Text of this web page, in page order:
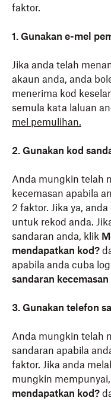
faktor.
1. Gunakan e-mel
Jika anda telah
akaun anda, anda
menerima kod
semula kata laluan
mel pemulihan.
2. Gunakan kod
Anda mungkin telah
kecemasan apabila
2 faktor. Jika ya,
untuk rekod anda.
sandaran anda, klik
mendapatkan kod?
apabila anda cuba
sandaran kecemasan
3. Gunakan telefon
Anda mungkin telah
sandaran apabila
faktor. Jika anda
mungkin
mendapatkan kod?